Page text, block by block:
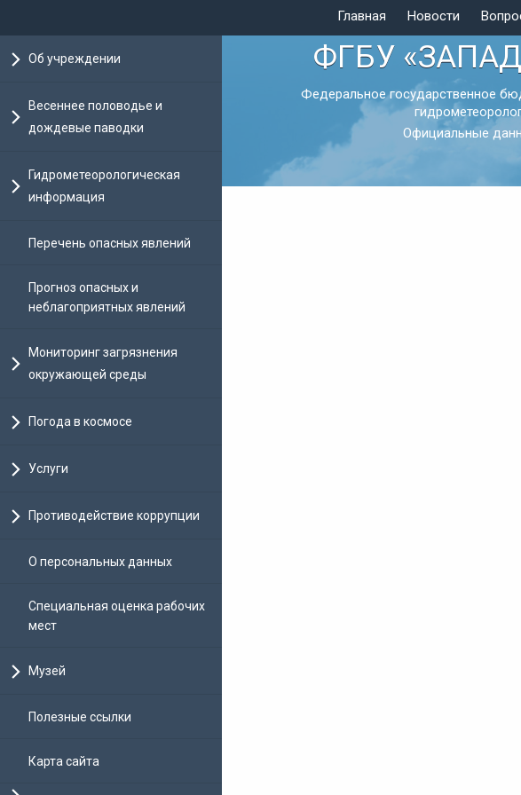
Главная Новости
Об учреждении
Весеннее половодье и
дождевые паводки
Гидрометеорологическая
информация
Перечень опасных явлений
Прогноз опасных и
неблагоприятных явлений
Мониторинг загрязнения
окружающей среды
Погода в космосе
Услуги
Противодействие коррупции
О персональных данных
Специальная оценка рабочих
мест
Музей
Полезные ссылки
Карта сайта
ФГБУ
Федеральное государственное
Официальные